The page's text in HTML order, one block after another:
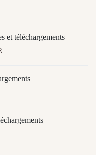
et téléchargements